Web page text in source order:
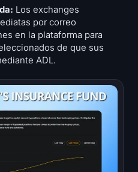
Los exchanges
por correo
en la plataforma para
de que sus
ADL.